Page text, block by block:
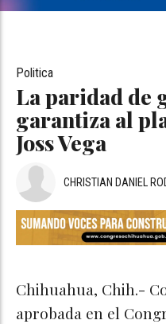
La paridad de
garantiza al
Joss Vega
Politica
CHRISTIAN DANIEL
Chihuahua, Chih.-
aprobada en el